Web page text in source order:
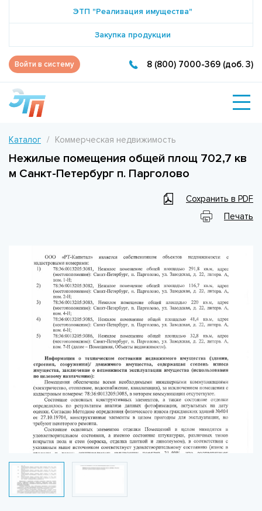
ЭТП "Реализация имущества"
Закупка продукции
Войти в систему 8 (800) 7000-369 (доб. 3)
Каталог Коммерческая недвижимость
Нежилые помещения общей площ 702,7 кв
м Санкт-Петербург п. Парголово
Сохранить в PDF
Печать